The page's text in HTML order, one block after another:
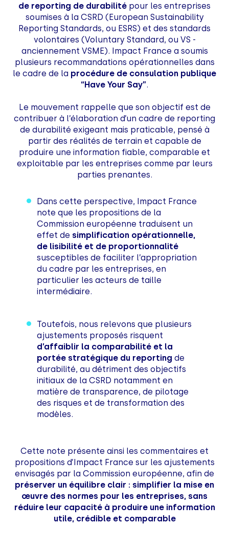
de reporting de durabilité pour les entreprises
soumises à la CSRD (European Sustainability
Reporting Standards, ou ESRS) et des standards
volontaires (Voluntary Standard, ou VS -
anciennement VSME). Impact France a soumis
plusieurs recommandations opérationnelles dans
le cadre de la procédure de consulation publique
“Have Your Say”.
Le mouvement rappelle que son objectif est de
contribuer à l’élaboration d’un cadre de reporting
de durabilité exigeant mais praticable, pensé à
partir des réalités de terrain et capable de
produire une information fiable, comparable et
exploitable par les entreprises comme par leurs
parties prenantes.
Dans cette perspective, Impact France
note que les propositions de la
Commission européenne traduisent un
effet de simplification opérationnelle,
de lisibilité et de proportionnalité
susceptibles de faciliter l’appropriation
du cadre par les entreprises, en
particulier les acteurs de taille
intermédiaire.
Toutefois, nous relevons que plusieurs
ajustements proposés risquent
d’affaiblir la comparabilité et la
portée stratégique du reporting de
durabilité, au détriment des objectifs
initiaux de la CSRD notamment en
matière de transparence, de pilotage
des risques et de transformation des
modèles.
Cette note présente ainsi les commentaires et
propositions d’Impact France sur les ajustements
envisagés par la Commission européenne, afin de
préserver un équilibre clair : simplifier la mise en
œuvre des normes pour les entreprises, sans
réduire leur capacité à produire une information
utile, crédible et comparable